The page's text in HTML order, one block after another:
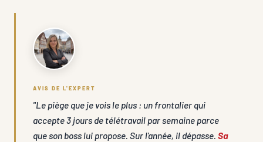
AVIS DE L'EXPERT
"Le piège que je vois le plus : un frontalier qui
accepte 3 jours de télétravail par semaine parce
que son boss lui propose. Sur l'année, il dépasse. Sa